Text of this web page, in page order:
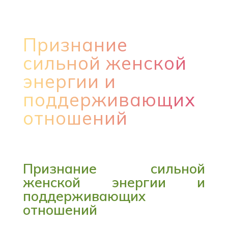
Признание
сильной женской
энергии и
поддерживающих
отношений
Признание сильной
женской энергии и
поддерживающих
отношений